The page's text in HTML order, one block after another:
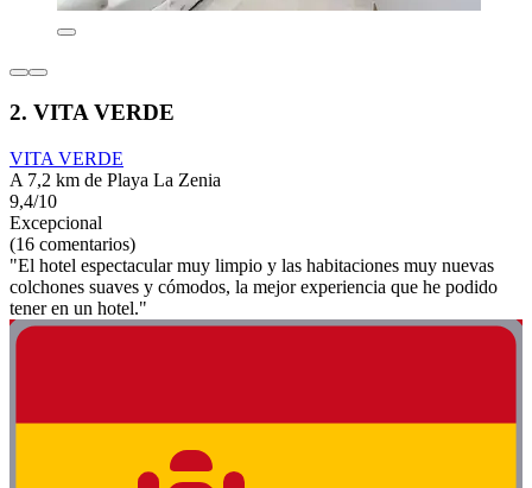
2. VITA VERDE
VITA VERDE
A 7,2 km de Playa La Zenia
9,4/10
Excepcional
(16 comentarios)
"El hotel espectacular muy limpio y las habitaciones muy nuevas
colchones suaves y cómodos, la mejor experiencia que he podido
tener en un hotel."